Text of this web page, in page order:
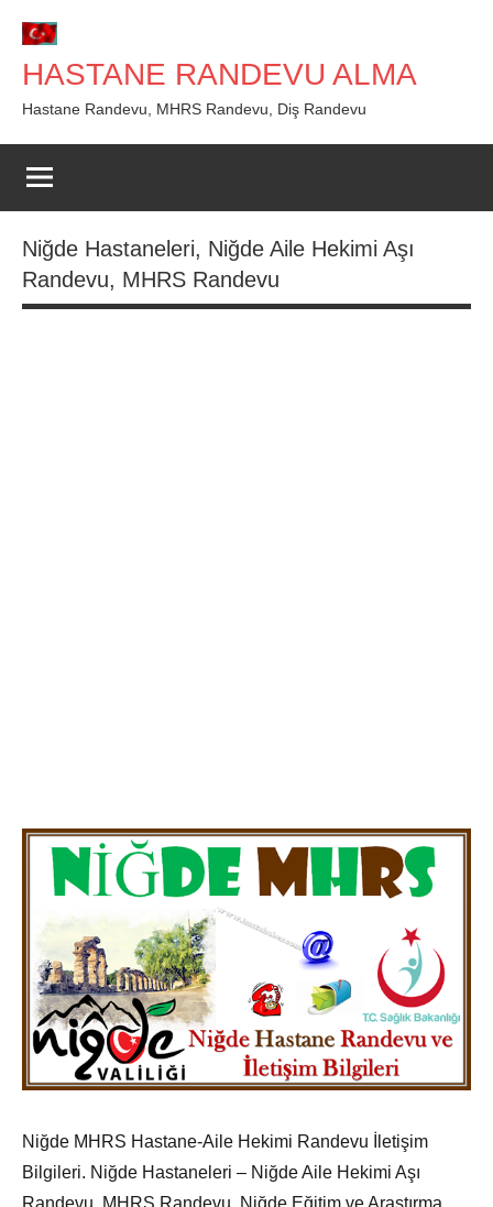
geç
HASTANE RANDEVU ALMA
Hastane Randevu, MHRS Randevu, Diş Randevu
Niğde Hastaneleri, Niğde Aile Hekimi Aşı
Randevu, MHRS Randevu
Niğde MHRS Hastane-Aile Hekimi Randevu İletişim
Bilgileri. Niğde Hastaneleri – Niğde Aile Hekimi Aşı
Randevu, MHRS Randevu, Niğde Eğitim ve Araştırma